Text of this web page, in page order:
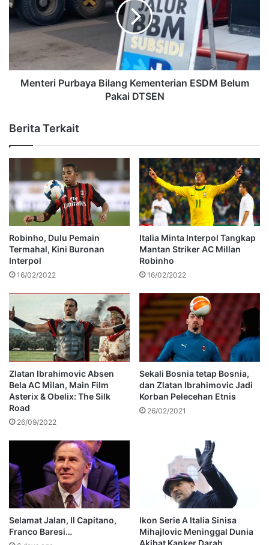
Menteri Purbaya Bilang Kementerian ESDM Belum
Pakai DTSEN
Berita Terkait
Robinho, Dulu Pemain
Termahal, Kini Buronan
Interpol
16/02/2022
Italia Minta Interpol Tangkap
Mantan Striker AC Millan
Robinho
16/02/2022
Zlatan Ibrahimovic Absen
Bela AC Milan, Main Film
Asterix & Obelix: The Silk
Road
26/09/2022
Sekali Bosnia tetap Bosnia,
dan Zlatan Ibrahimovic Jadi
Korban Pelecehan Etnis
26/02/2021
Selamat Jalan, Il Capitano,
Franco Baresi…
Ikon Serie A Italia Sinisa
Mihajlovic Meninggal Dunia
Akibat Kanker Darah